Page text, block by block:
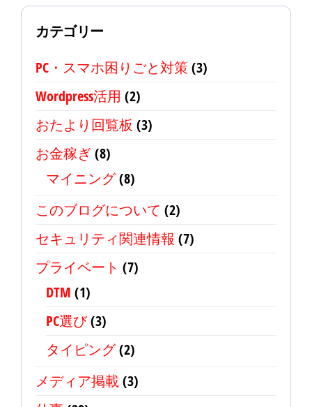
カテゴリー
PC・スマホ困りごと対策 (3)
Wordpress活用 (2)
おたより回覧板 (3)
お金稼ぎ (8)
マイニング(8)
このブログについて (2)
セキュリティ関連情報 (7)
プライベート (7)
DTM (1)
PC選び(3)
タイピング(2)
メディア掲載 (3)